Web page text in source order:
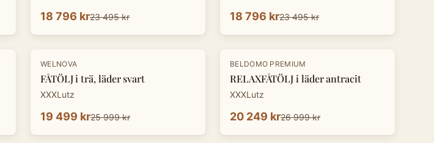
18 796 kr23 495 kr 18 796 kr23 495 kr
-25 %
WELNOVA
FÅTÖLJ i trä, läder svart
XXXLutz
19 499 kr25 999 kr
-25 %
BELDOMO PREMIUM
RELAXFÅTÖLJ i läder antracit
XXXLutz
20 249 kr26 999 kr